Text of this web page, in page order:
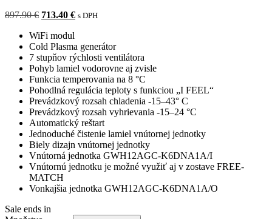
897.90€ Pôvodná
bola:
897.90 €.
713.40 € Aktuálna
713.40 €.
s DPH
WiFi modul
Cold Plasma generátor
7 stupňov rýchlosti ventilátora
Pohyb lamiel vodorovne aj zvisle
Funkcia temperovania na 8 °C
Pohodlná regulácia teploty s funkciou „I FEEL“
Prevádzkový rozsah chladenia -15–43° C
Prevádzkový rozsah vyhrievania -15–24 °C
Automatický reštart
Jednoduché čistenie lamiel vnútornej jednotky
Biely dizajn vnútornej jednotky
Vnútorná jednotka GWH12AGC-K6DNA1A/I
Vnútornú jednotku je možné využiť aj v zostave FREE-
MATCH
Vonkajšia jednotka GWH12AGC-K6DNA1A/O
Sale ends in